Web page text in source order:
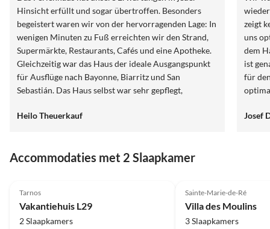
Hinsicht erfüllt und sogar übertroffen. Besonders
begeistert waren wir von der hervorragenden Lage: In
wenigen Minuten zu Fuß erreichten wir den Strand,
Supermärkte, Restaurants, Cafés und eine Apotheke.
Gleichzeitig war das Haus der ideale Ausgangspunkt
für Ausflüge nach Bayonne, Biarritz und San
Sebastián. Das Haus selbst war sehr gepflegt,
des gesamten Aufenthalts an nichts gefehlt. Ein
Aufmerksamkeit begrüßte und sich jederzeit als
wunderbaren Urlaub und können das Haus
uneingeschränkt weiterempfehlen. Wir würden
jederzeit wiederkommen
Heilo Theuerkauf
zeigt
uns optimal! Wir waren
dem
ist
für
Josef
Accommodaties met 2 Slaapkamer
Tarnos
Vakantiehuis L29
2 Slaapkamers
Sainte-Marie-de-Ré
Villa des Moulins
3 Slaapkamers